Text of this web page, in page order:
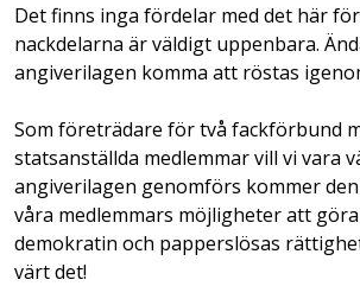
Det finns inga fördelar med det här
nackdelarna är väldigt uppenbara.
angiverilagen komma att röstas
Som företrädare för två fackförbund
statsanställda medlemmar vill vi vara
angiverilagen genomförs kommer
våra medlemmars möjligheter att
demokratin och papperslösas
värt det!